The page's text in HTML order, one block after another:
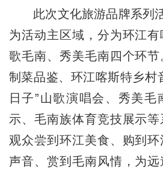
此次文化旅游品牌系列活
为活动主区域，分为环江
歌毛南、秀美毛南四个环
制菜品鉴、环江喀斯特乡村
日子”山歌演唱会、秀美毛
示、毛南族体育竞技展示
观众尝到环江美食、购到
声音、赏到毛南风情，为